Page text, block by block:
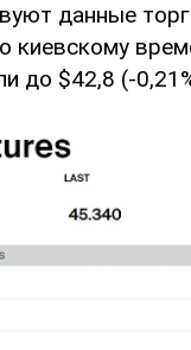
данные
киевскому
до $42,8 (-